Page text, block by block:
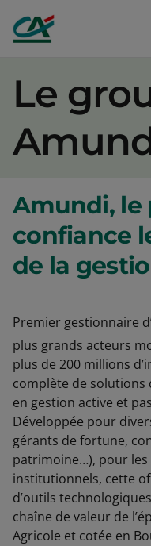
Le
Amundi, le
confiance
de la
Premier gestionnaire
plus grands acteurs
plus de 200 millions
complète de solutions
en gestion active et
Développée pour
gérants de fortune,
patrimoine…), pour
institutionnels, cette
d’outils
chaîne de valeur de
Agricole et cotée en